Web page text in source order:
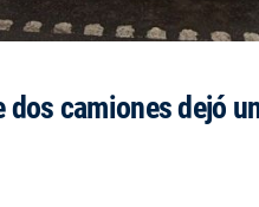
camiones dejó